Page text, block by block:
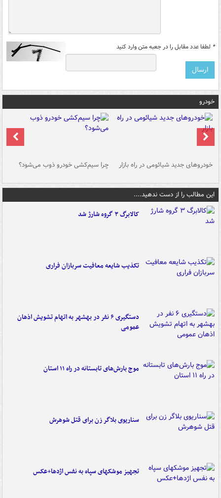
* لطفا عدد مقابل را در جعبه متن وارد کنید
خودرو
خودروهای جدید شیائومی در راه بازار چرا سیم‌کشی خودرو ذوب می‌شود؟
این مطالب را از دست ندهید....
کالابرگ ۳ گروه شارژ شد
تکذیب شایعه معافیت سربازان فراری
دستگیری ۶ نفر در بهشهر به اتهام تشویش اذهان
عمومی
موج بارش‌های تابستانه در راه ۱۱ استان
سناریوی بلاگر زن برای قتل شوهرش
تجهیز موشکهای سپاه به نفس اژدها+عکس